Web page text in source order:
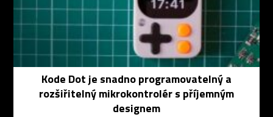
Kode Dot je snadno programovatelný a
rozšiřitelný mikrokontrolér s příjemným
designem